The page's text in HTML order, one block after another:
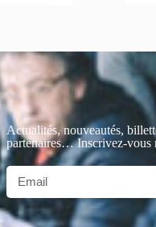
Actualités, nouveautés,
partenaires… Inscrivez-vous